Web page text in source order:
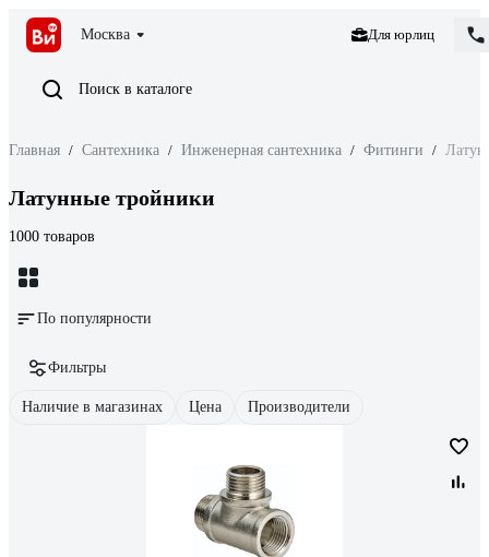
Москва Для юрлиц
Поиск в каталоге
Главная / Сантехника / Инженерная сантехника / Фитинги /
Латунные тройники
1000 товаров
По популярности
Фильтры
Наличие в магазинах Цена Производители